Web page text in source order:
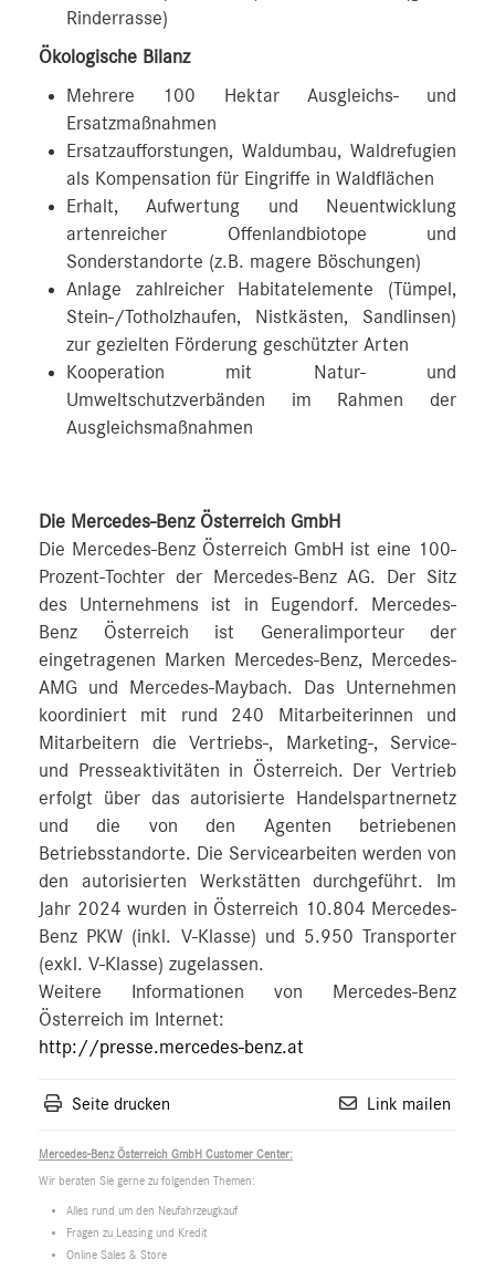
Rinderrasse)
Ökologische Bilanz
Mehrere 100 Hektar Ausgleichs- und
Ersatzmaßnahmen
Ersatzaufforstungen, Waldumbau, Waldrefugien
als Kompensation für Eingriffe in Waldflächen
Erhalt, Aufwertung und Neuentwicklung
artenreicher Offenlandbiotope und
Sonderstandorte (z.B. magere Böschungen)
Anlage zahlreicher Habitatelemente (Tümpel,
Stein-/Totholzhaufen, Nistkästen, Sandlinsen)
zur gezielten Förderung geschützter Arten
Kooperation mit Natur- und
Umweltschutzverbänden im Rahmen der
Ausgleichsmaßnahmen
Die Mercedes-Benz Österreich GmbH
Die Mercedes-Benz Österreich GmbH ist eine 100-
Prozent-Tochter der Mercedes-Benz AG. Der Sitz
des Unternehmens ist in Eugendorf. Mercedes-
Benz Österreich ist Generalimporteur der
eingetragenen Marken Mercedes-Benz, Mercedes-
AMG und Mercedes-Maybach. Das Unternehmen
koordiniert mit rund 240 Mitarbeiterinnen und
Mitarbeitern die Vertriebs-, Marketing-, Service-
und Presseaktivitäten in Österreich. Der Vertrieb
erfolgt über das autorisierte Handelspartnernetz
und die von den Agenten betriebenen
Betriebsstandorte. Die Servicearbeiten werden von
den autorisierten Werkstätten durchgeführt. Im
Jahr 2024 wurden in Österreich 10.804 Mercedes-
Benz PKW (inkl. V-Klasse) und 5.950 Transporter
(exkl. V-Klasse) zugelassen.
Weitere Informationen von Mercedes-Benz
Österreich im Internet:
http://presse.mercedes-benz.at
Seite drucken Link mailen
Mercedes-Benz Österreich GmbH Customer Center:
Wir beraten Sie gerne zu folgenden Themen:
Alles rund um den Neufahrzeugkauf
Fragen zu Leasing und Kredit
Online Sales & Store